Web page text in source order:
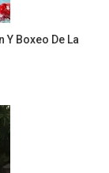
Boxeo De La